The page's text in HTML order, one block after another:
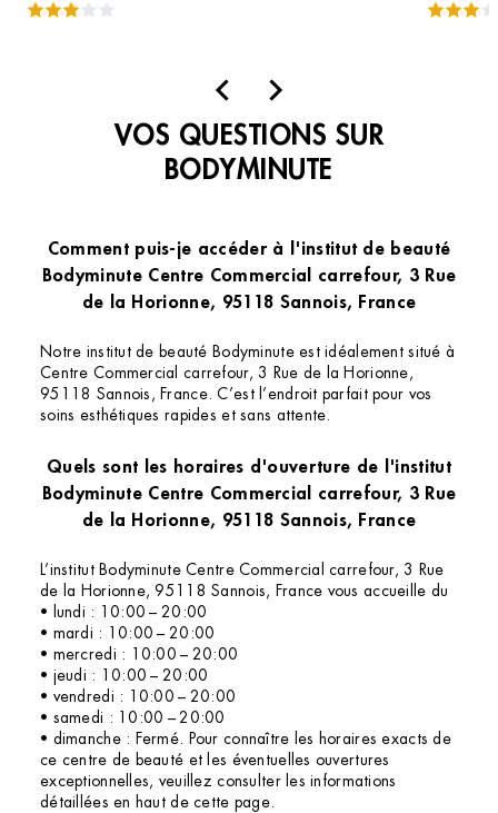
centre commercial. Mais il n'y a pas assez de
prendre la demande en compte. C'est
vraiment dommage, il gagnerait à être
agrandi ce magasin.VOS QUESTIONS SUR
BODYMINUTE
Comment puis-je accéder à l'institut de beauté
Bodyminute Centre Commercial carrefour, 3 Rue
de la Horionne, 95118 Sannois, France
Notre institut de beauté Bodyminute est idéalement situé à
Centre Commercial carrefour, 3 Rue de la Horionne,
95118 Sannois, France. C’est l’endroit parfait pour vos
soins esthétiques rapides et sans attente.
Quels sont les horaires d'ouverture de l'institut
Bodyminute Centre Commercial carrefour, 3 Rue
de la Horionne, 95118 Sannois, France
L’institut Bodyminute Centre Commercial carrefour, 3 Rue
de la Horionne, 95118 Sannois, France vous accueille du
• lundi : 10:00 – 20:00
• mardi : 10:00 – 20:00
• mercredi : 10:00 – 20:00
• jeudi : 10:00 – 20:00
• vendredi : 10:00 – 20:00
• samedi : 10:00 – 20:00
• dimanche : Fermé. Pour connaître les horaires exacts de
ce centre de beauté et les éventuelles ouvertures
exceptionnelles, veuillez consulter les informations
détaillées en haut de cette page.